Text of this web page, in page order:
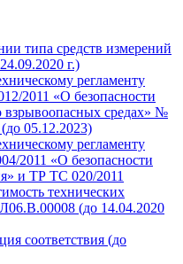
типа средств измерений
г.)
регламенту
2011 «О безопасности
взрывоопасных средах» №
05.12.2023)
регламенту
2011 «О безопасности
и ТР ТС 020/2011
технических
(до 14.04.2020
соответствия (до